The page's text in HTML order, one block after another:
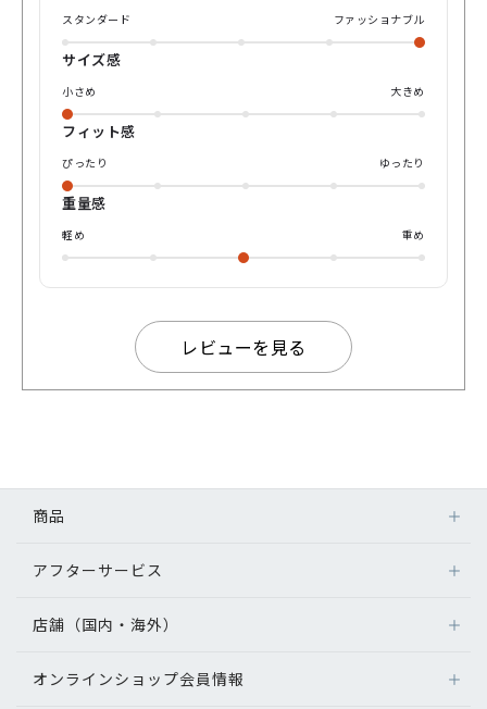
スタンダード ファッショナブル
サイズ感
小さめ 大きめ
フィット感
ぴったり ゆったり
重量感
軽め 重め
レビューを見る
商品
アフターサービス
店舗（国内・海外）
オンラインショップ会員情報